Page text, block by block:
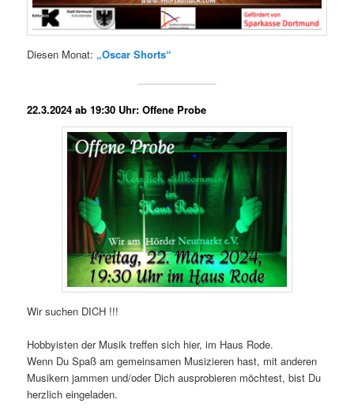
Diesen Monat: „Oscar Shorts“
22.3.2024 ab 19:30 Uhr: Offene Probe
Wir suchen DICH !!!
Hobbyisten der Musik treffen sich hier, im Haus Rode.
Wenn Du Spaß am gemeinsamen Musizieren hast, mit anderen
Musikern jammen und/oder Dich ausprobieren möchtest, bist Du
herzlich eingeladen.